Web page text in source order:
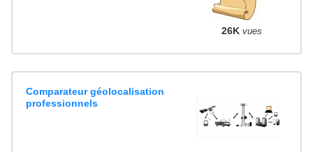
26K vues
Comparateur géolocalisation
professionnels